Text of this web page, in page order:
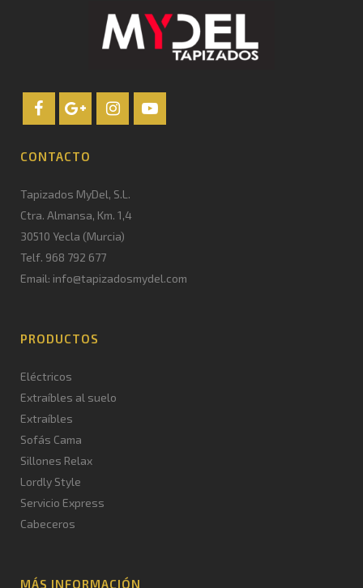
CONTACTO
Tapizados MyDel, S.L.
Ctra. Almansa, Km. 1,4
30510 Yecla (Murcia)
Telf. 968 792 677
Email: info@tapizadosmydel.com
PRODUCTOS
Eléctricos
Extraíbles al suelo
Extraíbles
Sofás Cama
Sillones Relax
Lordly Style
Servicio Express
Cabeceros
MÁS INFORMACIÓN